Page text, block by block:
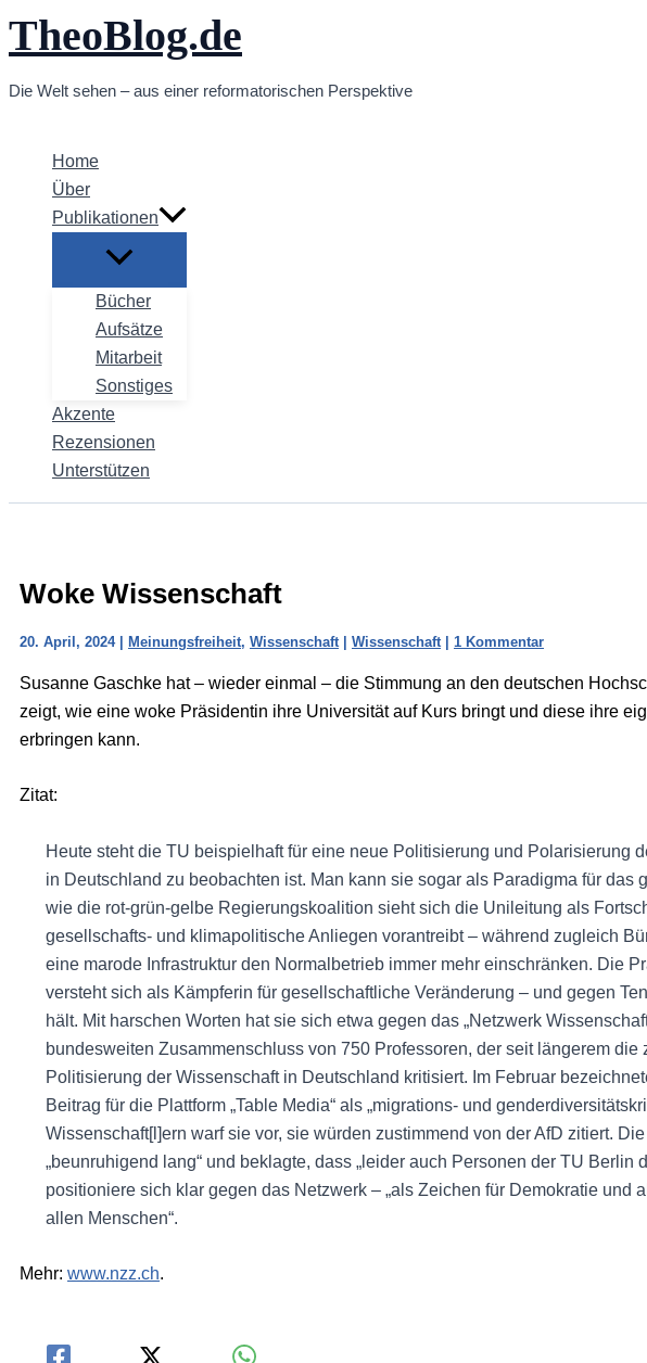
Zum
Inhalt
TheoBlog.de
Die Welt sehen – aus einer reformatorischen Perspektive
Home
Über
Publikationen
Bücher
Aufsätze
Mitarbeit
Sonstiges
Akzente
Rezensionen
Unterstützen
Woke Wissenschaft
20. April, 2024 | Meinungsfreiheit, Wissenschaft | Wissenschaft | 1 Kommentar
Susanne Gaschke hat – wieder einmal – die Stimmung an den deutschen
zeigt, wie eine woke Präsidentin ihre Universität auf Kurs bringt und diese ihre
erbringen kann.
Zitat:
Heute steht die TU beispielhaft für eine neue Politisierung und Polarisierung
in Deutschland zu beobachten ist. Man kann sie sogar als Paradigma für das
wie die rot-grün-gelbe Regierungskoalition sieht sich die Unileitung als
gesellschafts- und klimapolitische Anliegen vorantreibt – während zugleich
eine marode Infrastruktur den Normalbetrieb immer mehr einschränken. Die
versteht sich als Kämpferin für gesellschaftliche Veränderung – und gegen
hält. Mit harschen Worten hat sie sich etwa gegen das „Netzwerk
bundesweiten Zusammenschluss von 750 Professoren, der seit längerem die
Politisierung der Wissenschaft in Deutschland kritisiert. Im Februar
Beitrag für die Plattform „Table Media“ als „migrations- und
Wissenschaft[l]ern warf sie vor, sie würden zustimmend von der AfD zitiert.
„beunruhigend lang“ und beklagte, dass „leider auch Personen der TU Berlin
positioniere sich klar gegen das Netzwerk – „als Zeichen für Demokratie und
allen Menschen“.
Mehr: www.nzz.ch.